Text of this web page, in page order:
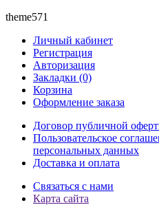
theme571
Личный кабинет
Регистрация
Авторизация
Закладки (0)
Корзина
Оформление заказа
Договор публичной
Пользовательское
персональных данных
Доставка и оплата
Связаться с нами
Карта сайта